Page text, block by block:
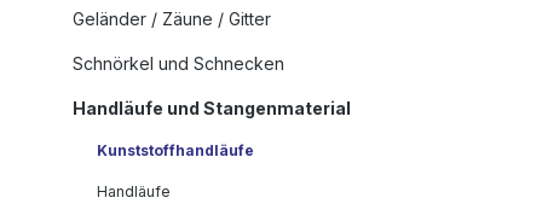
Geländer / Zäune / Gitter
Schnörkel und Schnecken
Handläufe und Stangenmaterial
Kunststoffhandläufe
Handläufe